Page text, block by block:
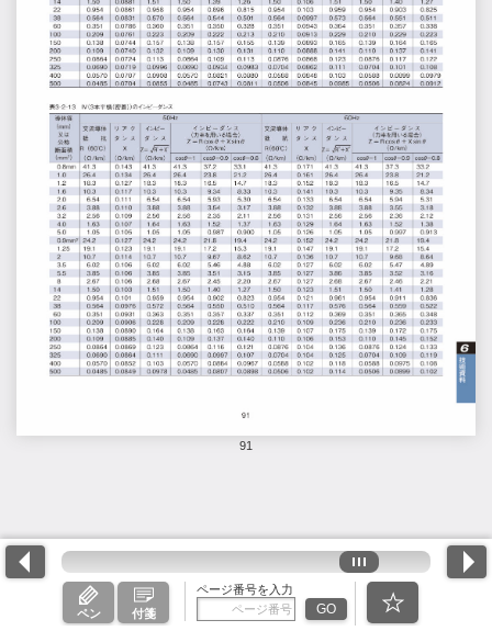
91
ペン 付箋
ページ番号を入力
GO